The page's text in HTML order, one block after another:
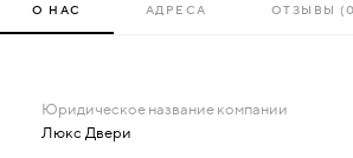
О НАС АДРЕСА ОТЗЫВЫ
Люкс Двери